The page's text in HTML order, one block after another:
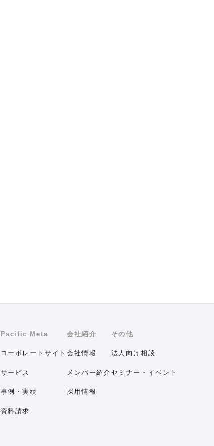
Pacific Meta
コーポレートサイト
サービス
事例・実績
資料請求
会社紹介
会社情報
メンバー紹介
採用情報
その他
法人向け相談
セミナー・イベント